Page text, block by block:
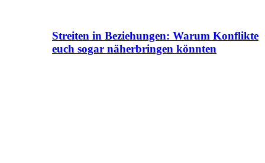
Streiten in Beziehungen: Warum Konflikte
euch sogar näherbringen könnten